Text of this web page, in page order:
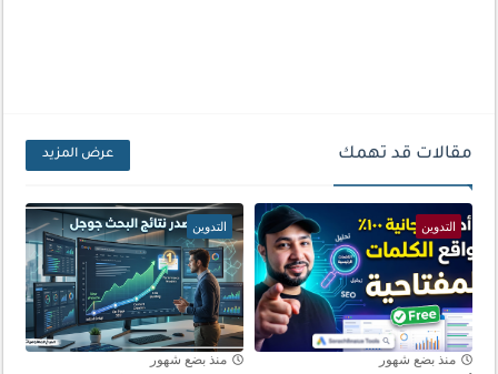
مقالات قد تهمك عرض المزيد
التدوين
منذ بضع شهور
التدوين
منذ بضع شهور